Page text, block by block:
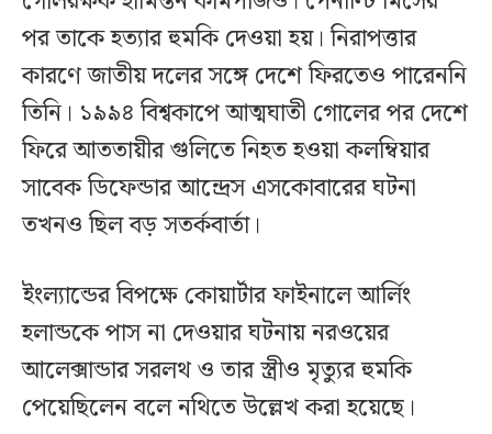
পর তাকে হত্যার হুমকি দেওয়া হয়। নিরাপত্তার
কারণে জাতীয় দলের সঙ্গে দেশে ফিরতেও পারেননি
তিনি। ১৯৯৪ বিশ্বকাপে আত্মঘাতী গোলের পর দেশে
ফিরে আততায়ীর গুলিতে নিহত হওয়া কলম্বিয়ার
সাবেক ডিফেন্ডার আন্দ্রেস এসকোবারের ঘটনা
তখনও ছিল বড় সতর্কবার্তা।
ইংল্যান্ডের বিপক্ষে কোয়ার্টার ফাইনালে আর্লিং
হলান্ডকে পাস না দেওয়ার ঘটনায় নরওয়ের
আলেক্সান্ডার সরলথ ও তার স্ত্রীও মৃত্যুর হুমকি
পেয়েছিলেন বলে নথিতে উল্লেখ করা হয়েছে।